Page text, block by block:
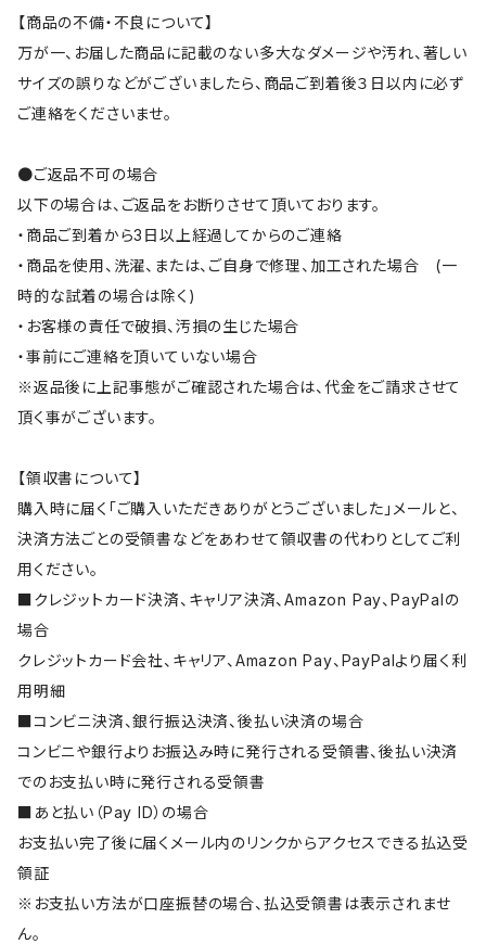
【商品の不備・不良について】
万が一、お届した商品に記載のない多大なダメージや汚れ、著しい
サイズの誤りなどがございましたら、商品ご到着後３日以内に必ず
ご連絡をくださいませ。
●ご返品不可の場合
以下の場合は、ご返品をお断りさせて頂いております。
・商品ご到着から3日以上経過してからのご連絡
・商品を使用、洗濯、または、ご自身で修理、加工された場合 (一
時的な試着の場合は除く)
・お客様の責任で破損、汚損の生じた場合
・事前にご連絡を頂いていない場合
※返品後に上記事態がご確認された場合は、代金をご請求させて
頂く事がございます。
【領収書について】
購入時に届く「ご購入いただきありがとうございました」メールと、
決済方法ごとの受領書などをあわせて領収書の代わりとしてご利
用ください。
■クレジットカード決済、キャリア決済、Amazon Pay、PayPalの
場合
クレジットカード会社、キャリア、Amazon Pay、PayPalより届く利
用明細
■コンビニ決済、銀行振込決済、後払い決済の場合
コンビニや銀行よりお振込み時に発行される受領書、後払い決済
でのお支払い時に発行される受領書
■あと払い（Pay ID）の場合
お支払い完了後に届くメール内のリンクからアクセスできる払込受
領証
※お支払い方法が口座振替の場合、払込受領書は表示されませ
ん。